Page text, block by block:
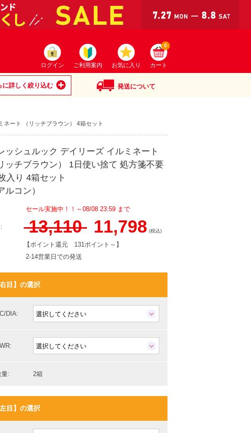
ログイン ご利用案内 お気に入り カート
0
に詳しく絞り込む 発送について
ネート （リッチブラウン） 4箱セット
ッシュルック デイリーズ イルミネート
ッチブラウン） 1日使い捨て 処方箋不要
入り 4箱セット
ルコン）
セール実施中！！～08/08 23:59 まで
13,110 11,798 (税込)
【ポイント還元 131ポイント～ 】
2-14営業日での発送
右目】の選択
DIA:
量: 2箱
左目】の選択